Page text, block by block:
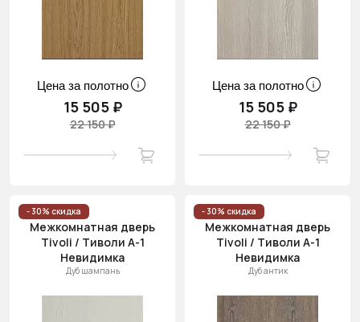
Цена за полотно
15 505 ₽
22 150 ₽
Цена за полотно
15 505 ₽
22 150 ₽
- 30% скидка
Межкомнатная дверь
Tivoli / Тиволи А-1
Невидимка
Дуб шампань
- 30% скидка
Межкомнатная дверь
Tivoli / Тиволи А-1
Невидимка
Дуб антик